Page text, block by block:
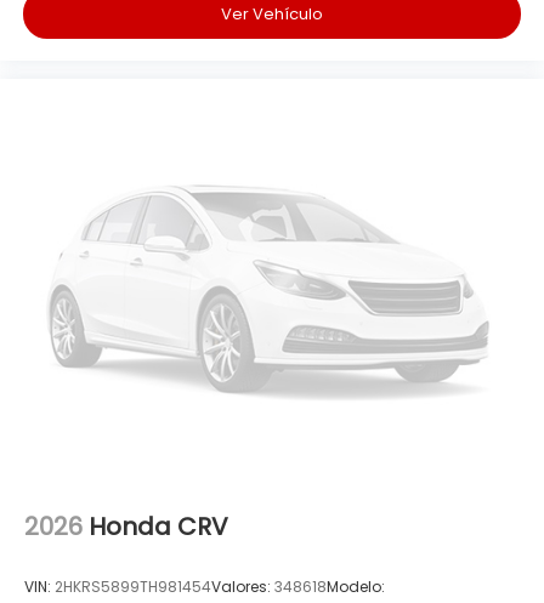
Ver Vehículo
2026 Honda CRV
VIN: 2HKRS5899TH981454Valores: 348618Modelo: